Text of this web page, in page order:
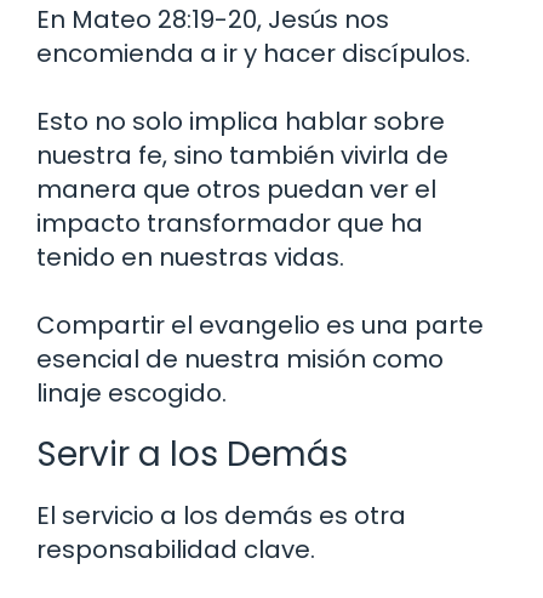
En Mateo 28:19-20, Jesús nos
encomienda a ir y hacer discípulos.
Esto no solo implica hablar sobre
nuestra fe, sino también vivirla de
manera que otros puedan ver el
impacto transformador que ha
tenido en nuestras vidas.
Compartir el evangelio es una parte
esencial de nuestra misión como
linaje escogido.
Servir a los Demás
El servicio a los demás es otra
responsabilidad clave.